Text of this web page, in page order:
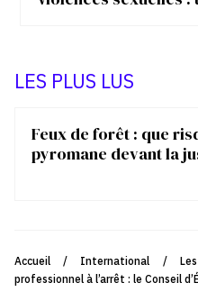
LES PLUS LUS
Feux de forêt : que
pyromane devant la
Accueil / International /
professionnel à l’arrêt : le Conseil